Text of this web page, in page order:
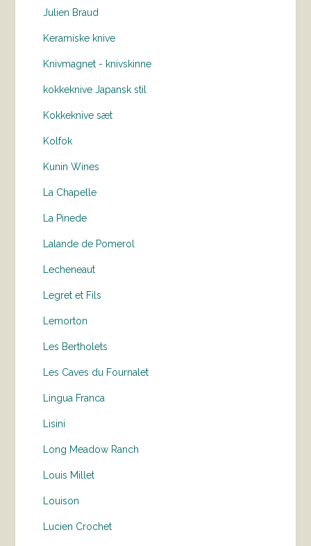
Julien Braud
Keramiske knive
Knivmagnet - knivskinne
kokkeknive Japansk stil
Kokkeknive sæt
Kolfok
Kunin Wines
La Chapelle
La Pinede
Lalande de Pomerol
Lecheneaut
Legret et Fils
Lemorton
Les Bertholets
Les Caves du Fournalet
Lingua Franca
Lisini
Long Meadow Ranch
Louis Millet
Louison
Lucien Crochet